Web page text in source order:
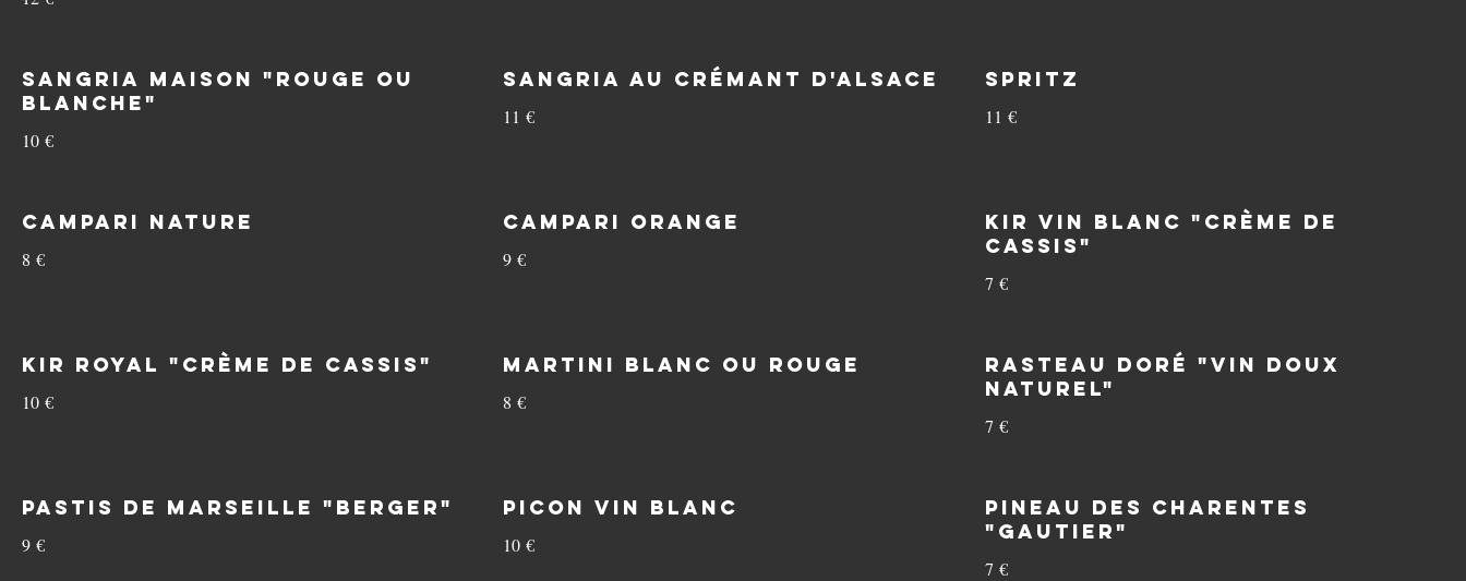
Sangria Maison "Rouge ou
Blanche"
10 €
Sangria au Crémant d'Alsace
11 €
Spritz
11 €
Campari Nature
8 €
Campari Orange
9 €
Kir vin blanc "Crème de
cassis"
7 €
Kir Royal "Crème de cassis"
10 €
Martini Blanc ou Rouge
8 €
Rasteau Doré "Vin doux
naturel"
7 €
Pastis de Marseille "Berger"
9 €
Picon vin blanc
10 €
Pineau des Charentes
"Gautier"
7 €